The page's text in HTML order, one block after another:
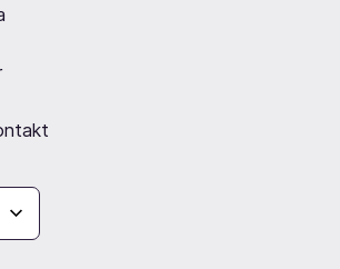
bliżej.
piosenka to „Do You Wanna
w Bratysławie i Budapeszcie. W
Zajęła drugie miejsce, ale
najpopularniejszym kawałkiem tego